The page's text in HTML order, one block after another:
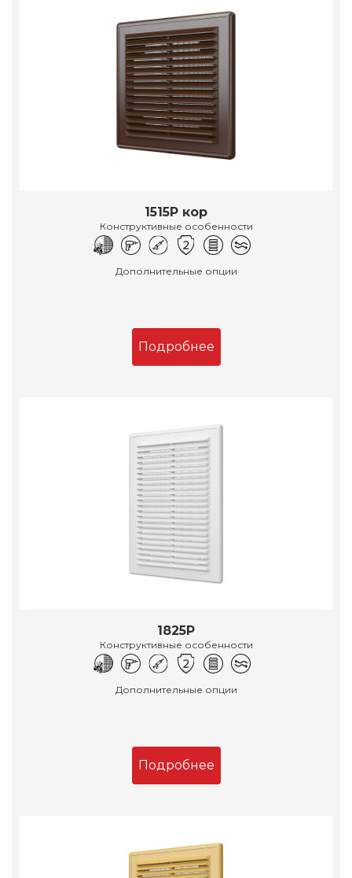
1515Р кор
Конструктивные особенности
Дополнительные опции
Подробнее
1825Р
Конструктивные особенности
Дополнительные опции
Подробнее